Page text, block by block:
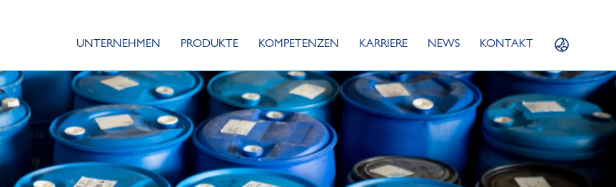
UNTERNEHMEN PRODUKTE KOMPETENZEN KARRIERE NEWS KONTAKT